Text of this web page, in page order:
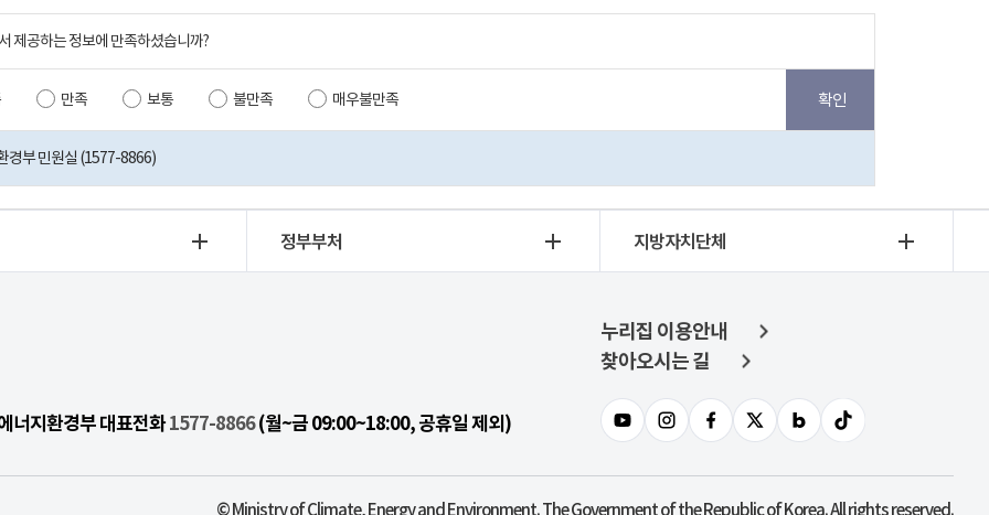
제공하는 정보에 만족하셨습니까?
만족 보통 불만족 매우불만족
경부 민원실 (1577-8866)
정부부처 지방자치단체
너지환경부 대표전화1577-8866(월~금 09:00~18:00, 공휴일 제외)
누리집 이용안내
찾아오시는 길
© Ministry of Climate, Energy and Environment. The Government of the Republic of Korea. All rights reserved.